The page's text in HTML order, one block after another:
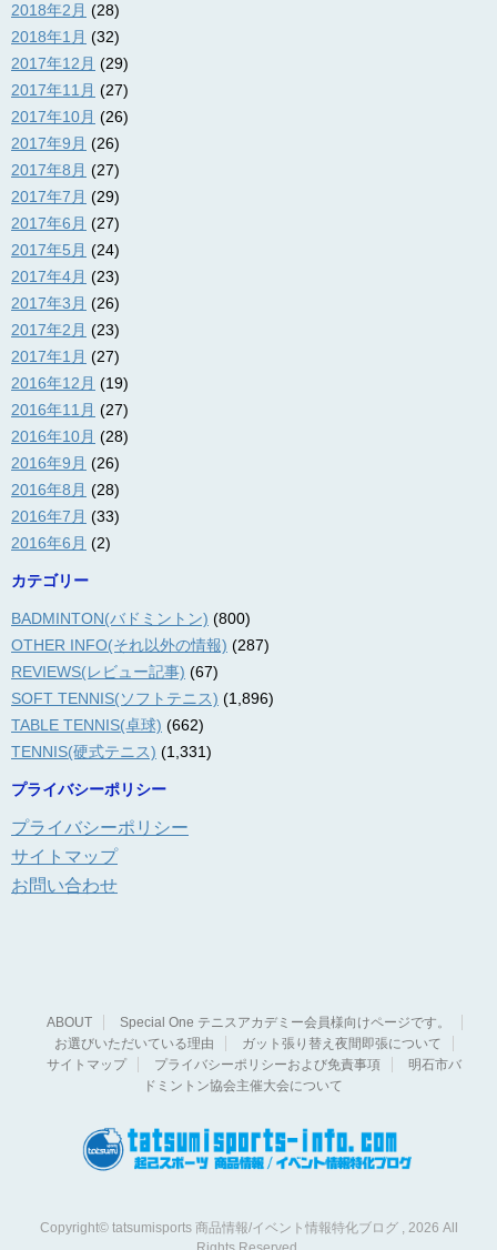
2018年2月 (28)
2018年1月 (32)
2017年12月 (29)
2017年11月 (27)
2017年10月 (26)
2017年9月 (26)
2017年8月 (27)
2017年7月 (29)
2017年6月 (27)
2017年5月 (24)
2017年4月 (23)
2017年3月 (26)
2017年2月 (23)
2017年1月 (27)
2016年12月 (19)
2016年11月 (27)
2016年10月 (28)
2016年9月 (26)
2016年8月 (28)
2016年7月 (33)
2016年6月 (2)
カテゴリー
BADMINTON(バドミントン) (800)
OTHER INFO(それ以外の情報) (287)
REVIEWS(レビュー記事) (67)
SOFT TENNIS(ソフトテニス) (1,896)
TABLE TENNIS(卓球) (662)
TENNIS(硬式テニス) (1,331)
プライバシーポリシー
プライバシーポリシー
サイトマップ
お問い合わせ
ABOUT
Special One テニスアカデミー会員様向けページです。
お選びいただいている理由
ガット張り替え夜間即張について
サイトマップ
プライバシーポリシーおよび免責事項
明石市バ
ドミントン協会主催大会について
Copyright© tatsumisports 商品情報/イベント情報特化ブログ , 2026 All